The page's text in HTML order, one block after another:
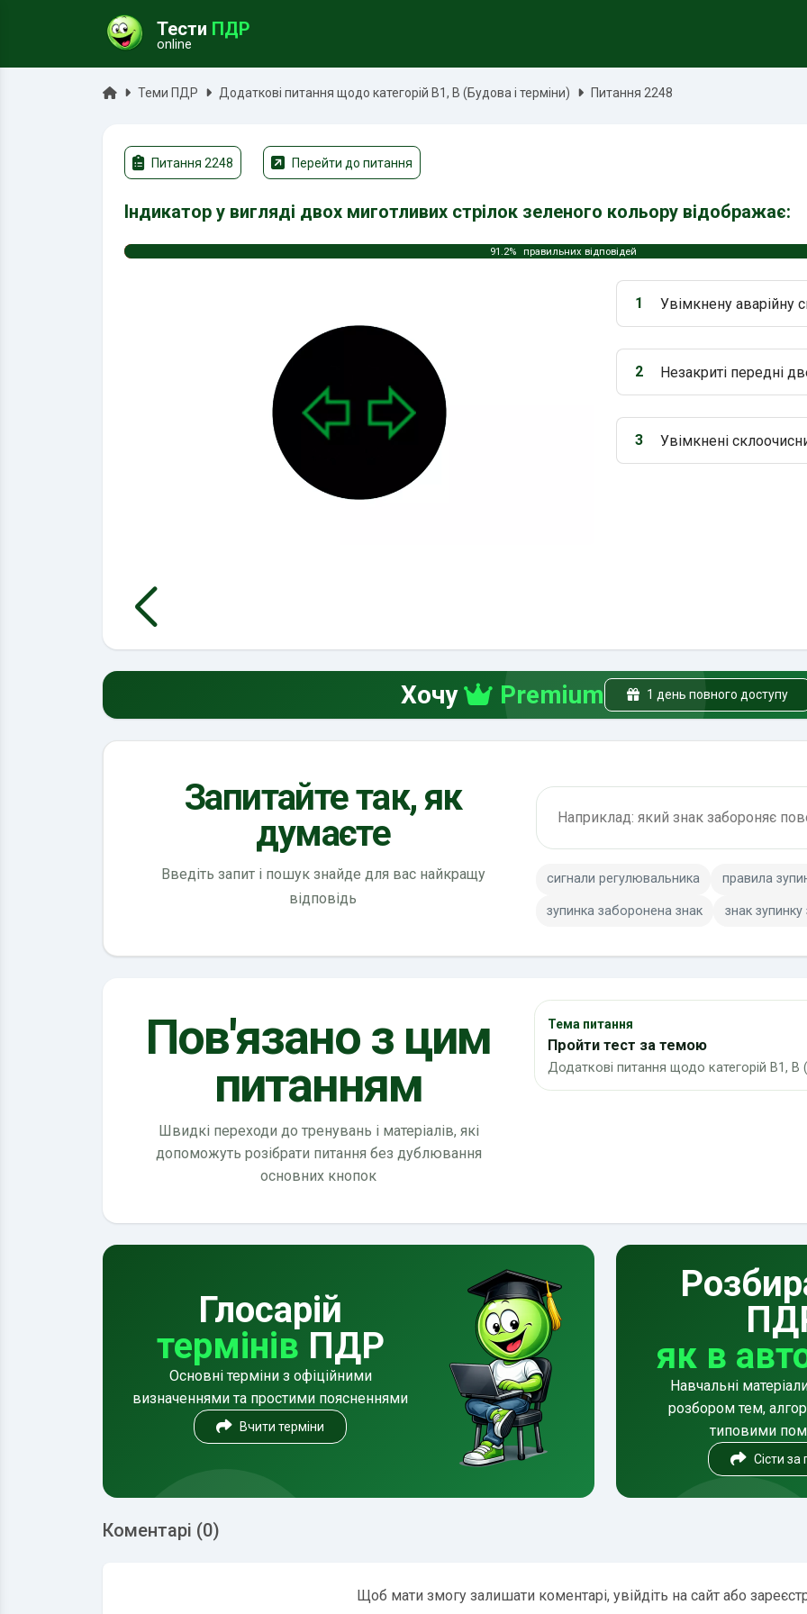
Тести ПДР
online
ГоловнаТеми ПДР Додаткові питання щодо категорій В1, В (Будова і терміни) Питання 2248
Питання 2248 Перейти до питання
Індикатор у вигляді двох миготливих стрілок зеленого кольору відображає:
91.2% правильних відповідей
Варіант 1:
1 Увімкнену аварійну
Варіант 2:
2 Незакриті передні
Варіант 3:
3 Увімкнені
Хочу Premium 1 день повного доступу
Запитайте так, як
думаєте
Введіть запит і пошук знайде для вас найкращу
відповідь
сигнали регулювальника правила
зупинка заборонена знак знак
Пов'язано з цим
питанням
Швидкі переходи до тренувань і матеріалів, які
допоможуть розібрати питання без дублювання
основних кнопок
Тема питання
Пройти тест за темою
Додаткові питання щодо категорій В1, В
Глосарій
термінів ПДР
Основні терміни з офіційними
визначеннями та простими поясненнями
Вчити терміни
як в
Навчальні
розбором тем,
типовими
Сісти за
Коментарі (0)
Щоб мати змогу залишати коментарі, увійдіть на сайт або